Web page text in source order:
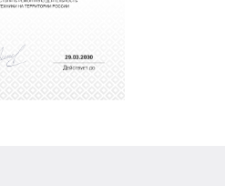
мы получали только
совершенствуемся и
делать наш сервис еще